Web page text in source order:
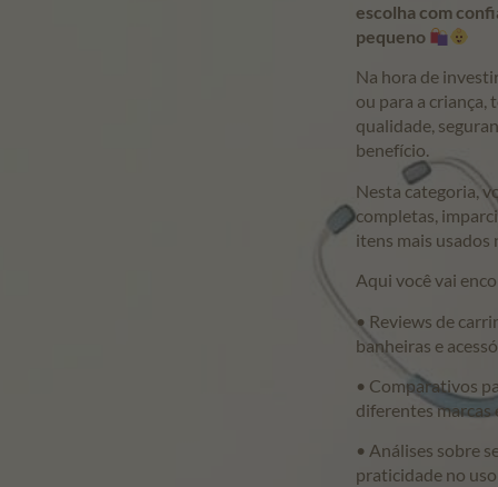
escolha com
pequeno
Na hora de
ou para a criança,
qualidade,
benefício.
Nesta categoria,
completas,
itens mais usados
Aqui você vai
• Reviews de
banheiras e
• Comparativos
diferentes marcas
• Análises sobre
praticidade no